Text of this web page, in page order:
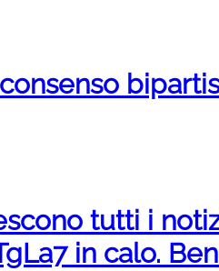
tutti i
in calo.